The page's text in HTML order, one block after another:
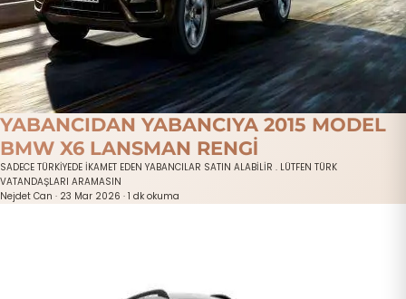
YABANCIDAN YABANCIYA 2015 MODEL
BMW X6 LANSMAN RENGİ
SADECE TÜRKİYEDE İKAMET EDEN YABANCILAR SATIN ALABİLİR . LÜTFEN TÜRK
VATANDAŞLARI ARAMASIN
Nejdet Can · 23 Mar 2026 · 1 dk okuma